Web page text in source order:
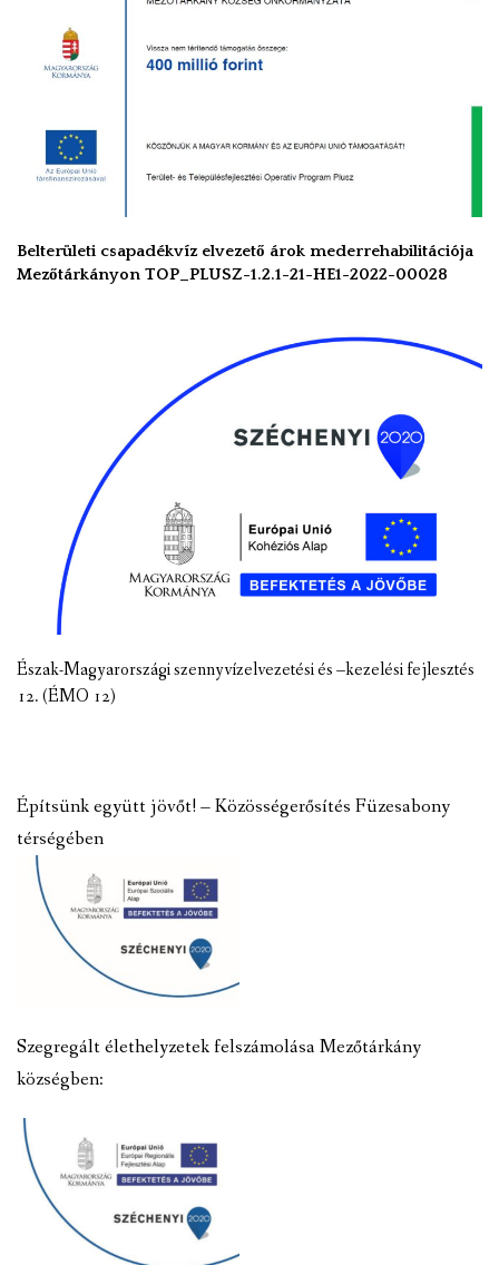
HIRDETMÉNYEK
ÓVODA ÉS MINI BÖLCSŐDE
Belterületi csapadékvíz elvezető árok mederrehabilitációja
Mezőtárkányon TOP_PLUSZ-1.2.1-21-HE1-2022-00028
Észak-Magyarországi szennyvízelvezetési és –kezelési fejlesztés
12. (ÉMO 12)
Építsünk együtt jövőt! – Közösségerősítés Füzesabony
térségében
Szegregált élethelyzetek felszámolása Mezőtárkány
községben: